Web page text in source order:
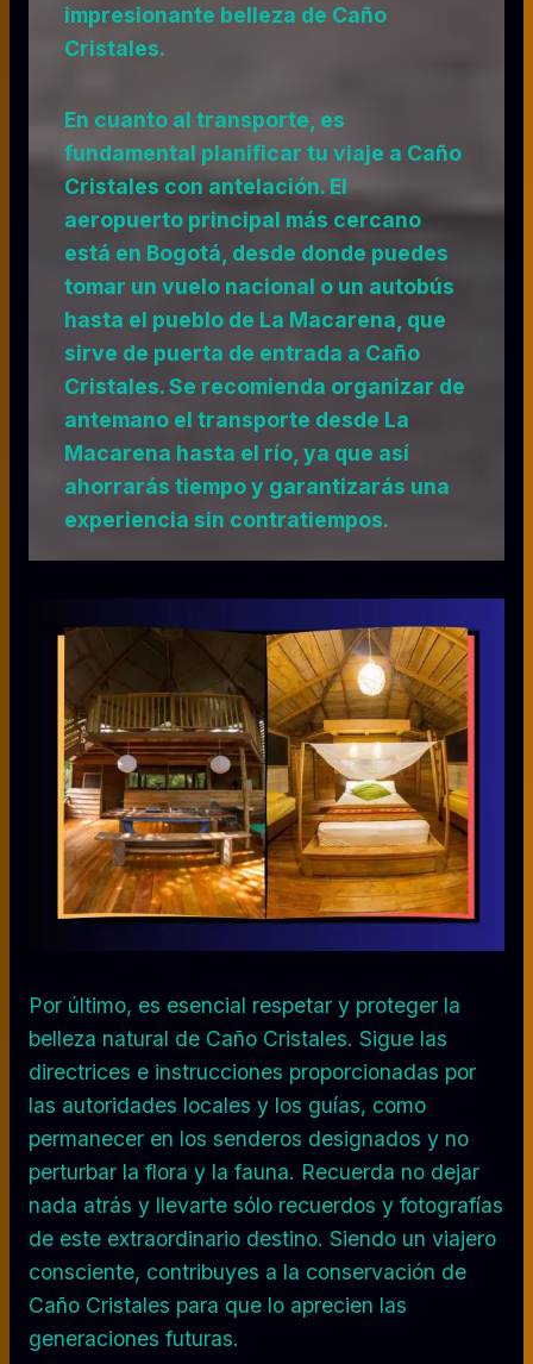
impresionante belleza de Caño
Cristales.
En cuanto al transporte, es
fundamental planificar tu viaje a Caño
Cristales con antelación. El
aeropuerto principal más cercano
está en Bogotá, desde donde puedes
tomar un vuelo nacional o un autobús
hasta el pueblo de La Macarena, que
sirve de puerta de entrada a Caño
Cristales. Se recomienda organizar de
antemano el transporte desde La
Macarena hasta el río, ya que así
ahorrarás tiempo y garantizarás una
experiencia sin contratiempos.
Por último, es esencial respetar y proteger la
belleza natural de Caño Cristales. Sigue las
directrices e instrucciones proporcionadas por
las autoridades locales y los guías, como
permanecer en los senderos designados y no
perturbar la flora y la fauna. Recuerda no dejar
nada atrás y llevarte sólo recuerdos y fotografías
de este extraordinario destino. Siendo un viajero
consciente, contribuyes a la conservación de
Caño Cristales para que lo aprecien las
generaciones futuras.